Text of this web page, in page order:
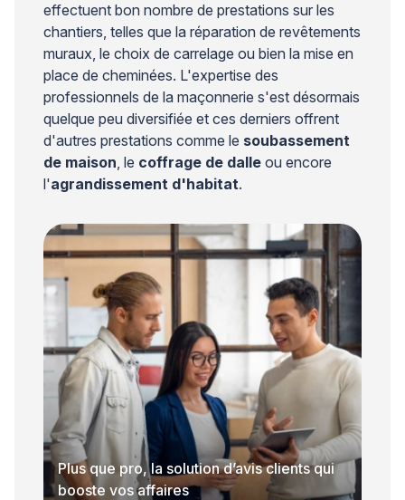
effectuent bon nombre de prestations sur les
chantiers, telles que la réparation de revêtements
muraux, le choix de carrelage ou bien la mise en
place de cheminées. L'expertise des
professionnels de la maçonnerie s'est désormais
quelque peu diversifiée et ces derniers offrent
d'autres prestations comme le soubassement
de maison, le coffrage de dalle ou encore
l'agrandissement d'habitat.
Plus que pro, la solution d’avis clients qui
booste vos affaires